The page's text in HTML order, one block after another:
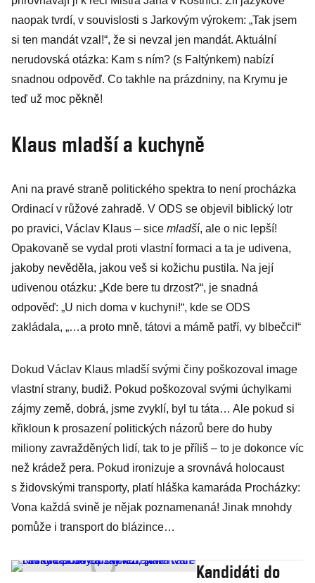
naopak tvrdí, v souvislosti s Jarkovým výrokem: „Tak jsem
si ten mandát vzal!“, že si nevzal jen mandát. Aktuální
nerudovská otázka: Kam s ním? (s Faltýnkem) nabízí
snadnou odpověď. Co takhle na prázdniny, na Krymu je
teď už moc pěkně!
Klaus mladší a kuchyně
Ani na pravé straně politického spektra to není procházka
Ordinací v růžové zahradě. V ODS se objevil biblický lotr
po pravici, Václav Klaus – sice mladší, ale o nic lepší!
Opakovaně se vydal proti vlastní formaci a ta je udivena,
jakoby nevěděla, jakou veš si kožichu pustila. Na její
udivenou otázku: „Kde bere tu drzost?“, je snadná
odpověď: „U nich doma v kuchyni!“, kde se ODS
zakládala, „…a proto mně, tátovi a mámě patří, vy blbečci!“
Dokud Václav Klaus mladší svými činy poškozoval image
vlastní strany, budiž. Pokud poškozoval svými úchylkami
zájmy země, dobrá, jsme zvyklí, byl tu táta… Ale pokud si
křikloun k prosazení politických názorů bere do huby
miliony zavražděných lidí, tak to je příliš – to je dokonce víc
než krádež pera. Pokud ironizuje a srovnává holocaust
s židovskými transporty, platí hláška kamaráda Procházky:
Vona každá svině je nějak poznamenaná! Jinak mnohdy
pomůže i transport do blázince…
Kandidáti do